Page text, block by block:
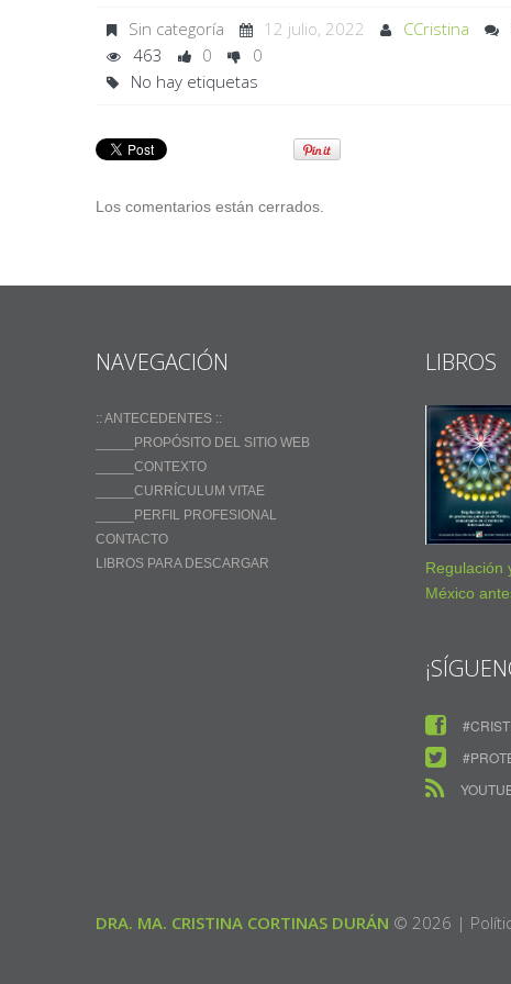
Sin categoría 12 julio, 2022 CCristina
463
0
0
No hay etiquetas
Los comentarios están cerrados.
NAVEGACIÓN
:: ANTECEDENTES ::
_____PROPÓSITO DEL SITIO WEB
_____CONTEXTO
_____CURRÍCULUM VITAE
_____PERFIL PROFESIONAL
CONTACTO
LIBROS PARA DESCARGAR
LIBROS
Regulación
México
DRA. MA. CRISTINA CORTINAS DURÁN © 2026 |